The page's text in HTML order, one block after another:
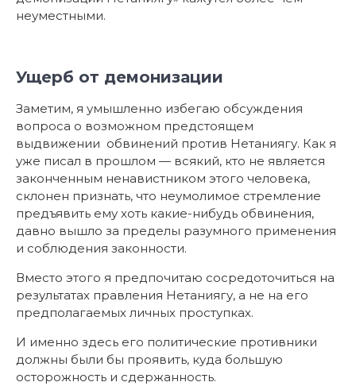
неуместными.
Ущерб от демонизации
Заметим, я умышленно избегаю обсуждения
вопроса о возможном предстоящем
выдвижении обвинений против Нетаниягу. Как я
уже писал в прошлом — всякий, кто не является
законченным ненавистником этого человека,
склонен признать, что неумолимое стремление
предъявить ему хоть какие-нибудь обвинения,
давно вышло за пределы разумного применения
и соблюдения законности.
Вместо этого я предпочитаю сосредоточиться на
результатах правления Нетаниягу, а не на его
предполагаемых личных проступках.
И именно здесь его политические противники
должны были бы проявить, куда большую
осторожность и сдержанность.